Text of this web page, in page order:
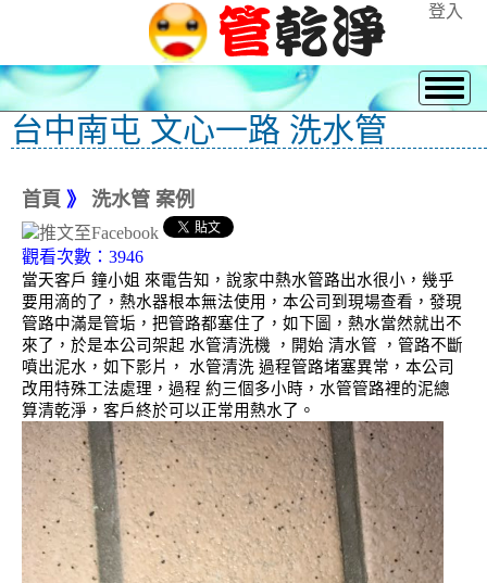
登入
台中南屯 文心一路 洗水管
首頁 》 洗水管 案例
觀看次數：3946
當天客戶 鐘小姐 來電告知，說家中熱水管路出水很小，幾乎
要用滴的了，熱水器根本無法使用，本公司到現場查看，發現
管路中滿是管垢，把管路都塞住了，如下圖，熱水當然就出不
來了，於是本公司架起 水管清洗機 ，開始 清水管 ，管路不斷
噴出泥水，如下影片， 水管清洗 過程管路堵塞異常，本公司
改用特殊工法處理，過程 約三個多小時，水管管路裡的泥總
算清乾淨，客戶終於可以正常用熱水了。